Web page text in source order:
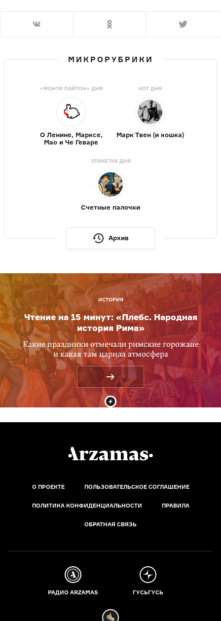
МИКРОРУБРИКИ
«МОНТИ ПАЙТОН» ДНЯ
О Ленине, Марксе,
Мао и Че Геваре
КОТ ДНЯ
Марк Твен (и кошка)
ЭТИКЕТКА ДНЯ
Счетные палочки
Архив
ИСТОРИЯ
Чтение на 15 минут: «Плебс. Народная
история Рима»
Какие праздники отмечали римские горожане
и какая там царила атмосфера
О ПРОЕКТЕ ПОЛЬЗОВАТЕЛЬСКОЕ СОГЛАШЕНИЕ
ПОЛИТИКА КОНФИДЕНЦИАЛЬНОСТИ ПРАВИЛА
ОБРАТНАЯ СВЯЗЬ
РАДИО ARZAMAS ГУСЬГУСЬ